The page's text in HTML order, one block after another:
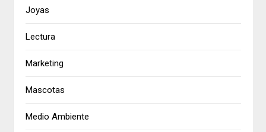
Joyas
Lectura
Marketing
Mascotas
Medio Ambiente